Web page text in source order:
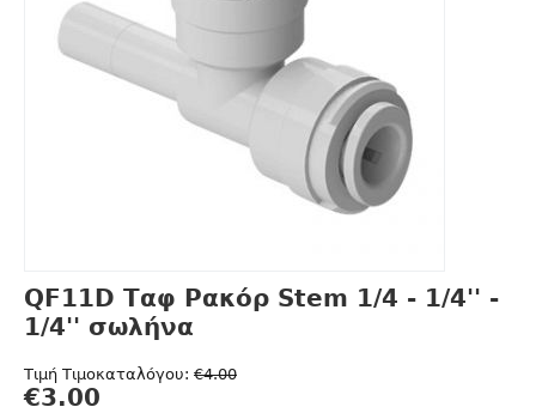
QF11D Ταφ Ρακόρ Stem 1/4 - 1/4'' -
1/4'' σωλήνα
Τιμή Τιμοκαταλόγου: €4.00
€3.00